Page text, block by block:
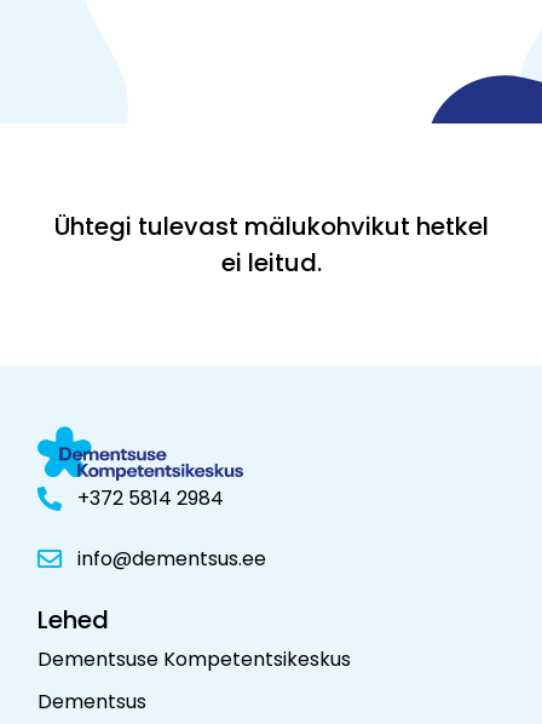
Ühtegi tulevast mälukohvikut hetkel
ei leitud.
+372 5814 2984
info@dementsus.ee
Lehed
Dementsuse Kompetentsikeskus
Dementsus